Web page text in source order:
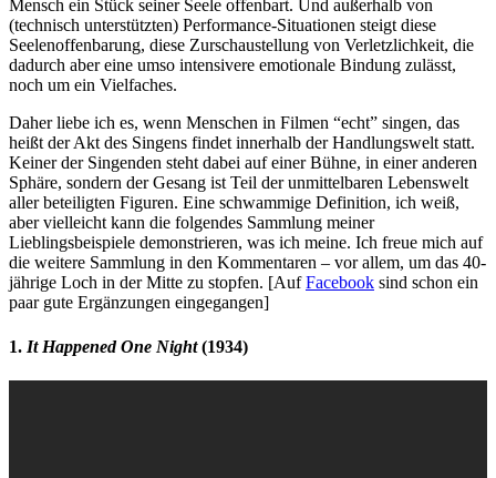
Mensch ein Stück seiner Seele offenbart. Und außerhalb von
(technisch unterstützten) Performance-Situationen steigt diese
Seelenoffenbarung, diese Zurschaustellung von Verletzlichkeit, die
dadurch aber eine umso intensivere emotionale Bindung zulässt,
noch um ein Vielfaches.
Daher liebe ich es, wenn Menschen in Filmen “echt” singen, das
heißt der Akt des Singens findet innerhalb der Handlungswelt statt.
Keiner der Singenden steht dabei auf einer Bühne, in einer anderen
Sphäre, sondern der Gesang ist Teil der unmittelbaren Lebenswelt
aller beteiligten Figuren. Eine schwammige Definition, ich weiß,
aber vielleicht kann die folgendes Sammlung meiner
Lieblingsbeispiele demonstrieren, was ich meine. Ich freue mich auf
die weitere Sammlung in den Kommentaren – vor allem, um das 40-
jährige Loch in der Mitte zu stopfen. [AufFacebook sind schon ein
paar gute Ergänzungen eingegangen]
1. It Happened One Night(1934)